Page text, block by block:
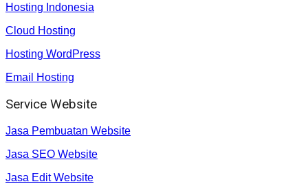
Hosting Indonesia
Cloud Hosting
Hosting WordPress
Email Hosting
Service Website
Jasa Pembuatan Website
Jasa SEO Website
Jasa Edit Website